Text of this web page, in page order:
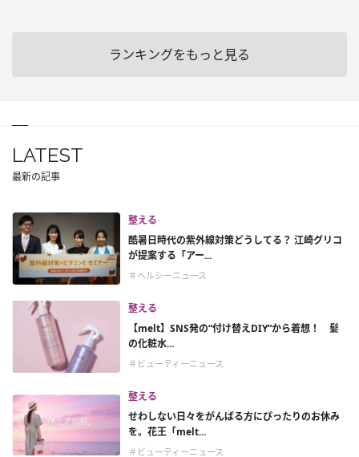
ランキングをもっと見る
LATEST
最新の記事
整える
酷暑日時代の紫外線対策どうしてる？ 江崎グリコ
が提案する「アー...
＃ヘルシーニュース
整える
【melt】SNS発の“付け替えDIY”から着想！ 髪
の化粧水...
＃ビューティーニュース
整える
せわしない日々をがんばる方にぴったりのお休み
を。花王「melt...
＃ビューティーニュース